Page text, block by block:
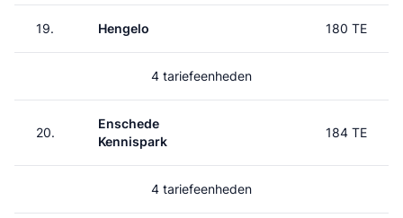
19. Hengelo 180 TE
4 tariefeenheden
20.
Enschede
Kennispark
184 TE
4 tariefeenheden